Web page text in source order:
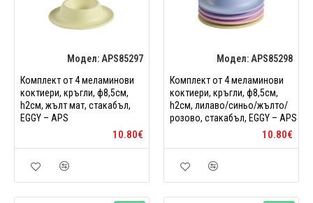
Модел: APS85297
Комплект от 4 меламинови
коктиери, кръгли, ф8,5см,
h2см, жълт мат, стакабъл,
EGGY – APS
10.80€
Модел: APS85298
Комплект от 4 меламинови
коктиери, кръгли, ф8,5см,
h2см, лилаво/синьо/жълто/
розово, стакабъл, EGGY – APS
10.80€